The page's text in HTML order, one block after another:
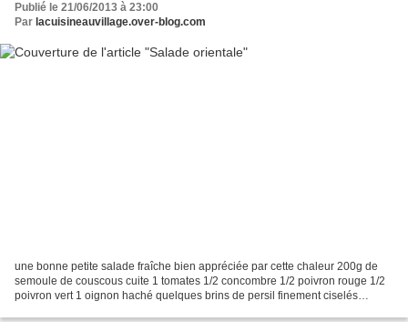
Publié le 21/06/2013 à 23:00
Par lacuisineauvillage.over-blog.com
une bonne petite salade fraîche bien appréciée par cette chaleur 200g de
semoule de couscous cuite 1 tomates 1/2 concombre 1/2 poivron rouge 1/2
poivron vert 1 oignon haché quelques brins de persil finement ciselés